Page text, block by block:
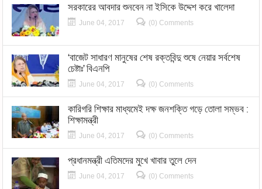
সরকারের আবদার শুনবেন না ইসিকে উদ্দেশ করে খালেদা
June 04, 2017 (0) Comments
‘বাজেট সাধারণ মানুষের শেষ রক্তবিন্দু শুষে নেয়ার সর্বশেষ
চেষ্টাঃ’ বিএনপি
June 04, 2017 (0) Comments
কারিগরি শিক্ষার মাধ্যমেই দক্ষ জনশক্তি গড়ে তোলা সম্ভব :
শিক্ষামন্ত্রী
June 04, 2017 (0) Comments
প্রধানমন্ত্রী এতিমদের মুখে খাবার তুলে দেন
June 04, 2017 (0) Comments